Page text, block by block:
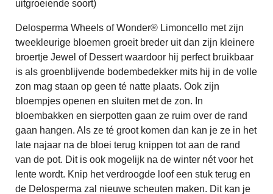
uitgroeiende soort)
Delosperma Wheels of Wonder® Limoncello met zijn
tweekleurige bloemen groeit breder uit dan zijn kleinere
broertje Jewel of Dessert waardoor hij perfect bruikbaar
is als groenblijvende bodembedekker mits hij in de volle
zon mag staan op geen té natte plaats. Ook zijn
bloempjes openen en sluiten met de zon. In
bloembakken en sierpotten gaan ze ruim over de rand
gaan hangen. Als ze té groot komen dan kan je ze in het
late najaar na de bloei terug knippen tot aan de rand
van de pot. Dit is ook mogelijk na de winter nét voor het
lente wordt. Knip het verdroogde loof een stuk terug en
de Delosperma zal nieuwe scheuten maken. Dit kan je